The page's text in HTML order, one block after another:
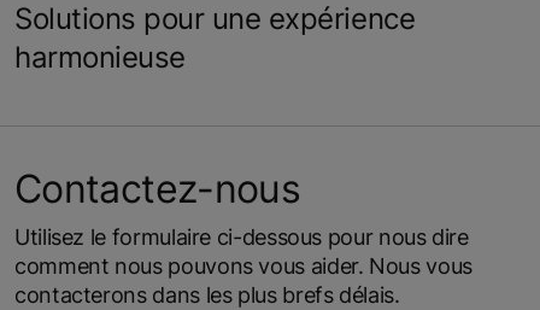
Solutions pour une expérience
harmonieuse
Contactez-nous
Utilisez le formulaire ci-dessous pour nous dire
comment nous pouvons vous aider. Nous vous
contacterons dans les plus brefs délais.